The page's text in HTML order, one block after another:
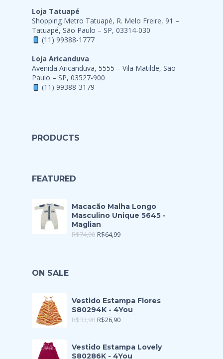
Loja Tatuapé
Shopping Metro Tatuapé, R. Melo Freire, 91 –
Tatuapé, São Paulo – SP, 03314-030
(11) 99388-1777
Loja Aricanduva
Avenida Aricanduva, 5555 – Vila Matilde, São
Paulo – SP, 03527-900
(11) 99388-3179
PRODUCTS
FEATURED
Macacão Malha Longo
Masculino Unique 5645 -
Maglian
R$74,90 R$64,99
ON SALE
Vestido Estampa Flores
S80294K - 4You
R$33,90 R$26,90
Vestido Estampa Lovely
S80286K - 4You